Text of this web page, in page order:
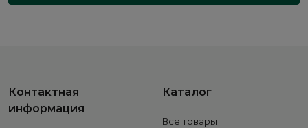
Контактная
информация
Каталог
Все товары